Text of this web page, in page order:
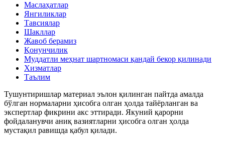
Маслаҳатлар
Янгиликлар
Тавсиялар
Шакллар
Жавоб берамиз
Қонунчилик
Муддатли меҳнат шартномаси қандай бекор қилинади
Хизматлар
Таълим
Тушунтиришлар материал эълон қилинган пайтда амалда
бўлган нормаларни ҳисобга олган ҳолда тайёрланган ва
экспертлар фикрини акс эттиради. Якуний қарорни
фойдаланувчи аниқ вазиятларни ҳисобга олган ҳолда
мустақил равишда қабул қилади.